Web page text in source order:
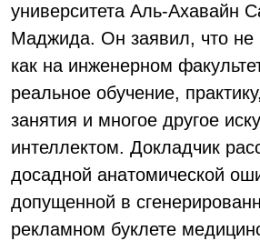
университета Аль-Ахавайн
Маджида. Он заявил, что не
как на инженерном
реальное обучение,
занятия и многое другое
интеллектом. Докладчик
досадной анатомической
допущенной в
рекламном буклете